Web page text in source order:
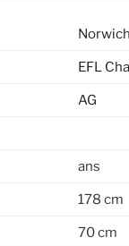
EFL
AG
ans
178 cm
70 cm